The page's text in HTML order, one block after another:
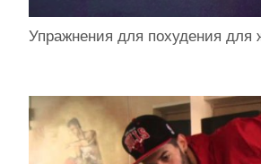
Упражнения для похудения для